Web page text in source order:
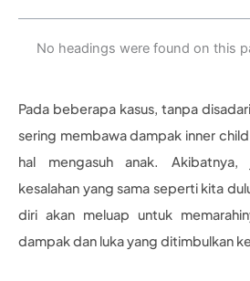
No headings were found on this
Pada beberapa kasus, tanpa
sering membawa dampak inner
hal mengasuh anak. Akibatnya,
kesalahan yang sama seperti kita
diri akan meluap untuk
dampak dan luka yang ditimbulkan